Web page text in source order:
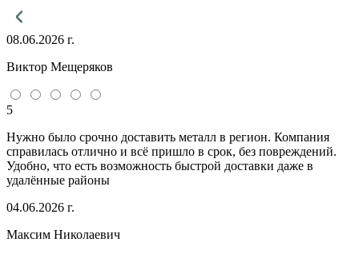
08.06.2026 г.
Виктор Мещеряков
5
Нужно было срочно доставить металл в регион. Компания
справилась отлично и всё пришло в срок, без повреждений.
Удобно, что есть возможность быстрой доставки даже в
удалённые районы
04.06.2026 г.
Максим Николаевич